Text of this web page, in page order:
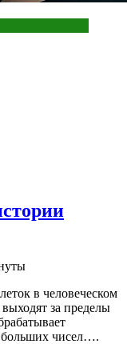
в человеческом
за пределы
чисел….